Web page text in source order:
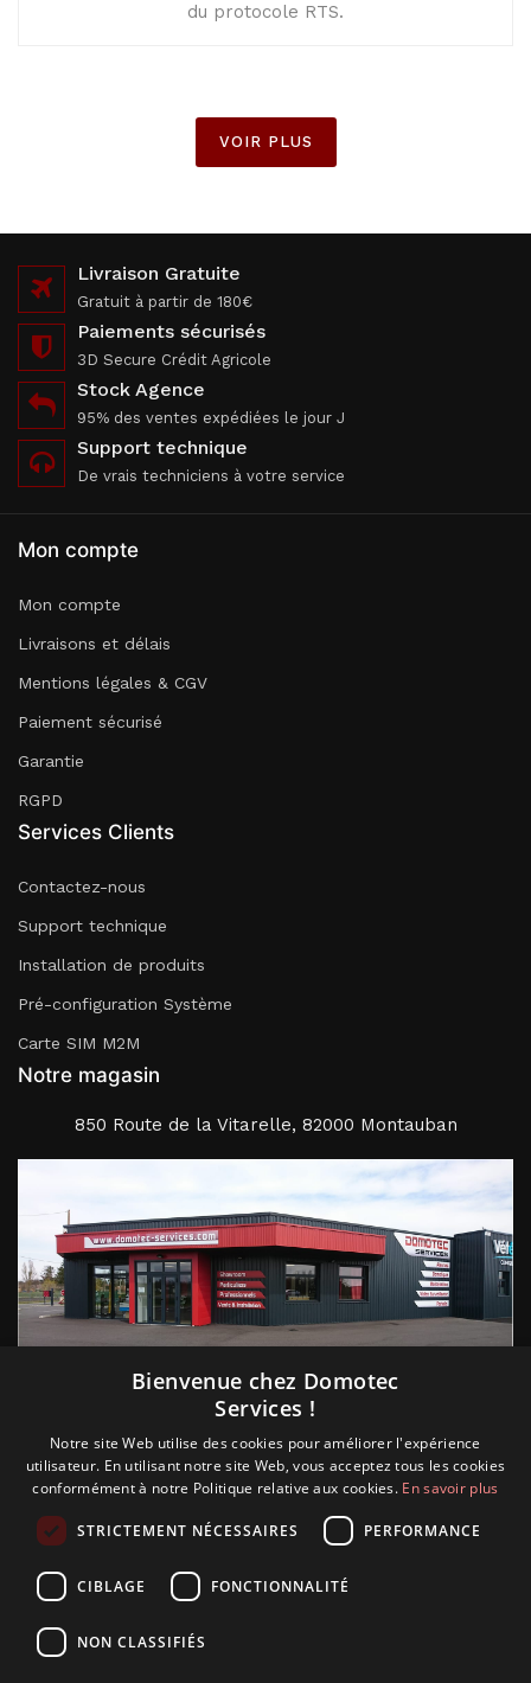
du protocole RTS.
VOIR PLUS
Livraison Gratuite
Gratuit à partir de 180€
Paiements sécurisés
3D Secure Crédit Agricole
Stock Agence
95% des ventes expédiées le jour J
Support technique
De vrais techniciens à votre service
Mon compte
Mon compte
Livraisons et délais
Mentions légales & CGV
Paiement sécurisé
Garantie
RGPD
Services Clients
Contactez-nous
Support technique
Installation de produits
Pré-configuration Système
Carte SIM M2M
Notre magasin
850 Route de la Vitarelle, 82000 Montauban
Suivez nous
Bienvenue chez Domotec
Services !
Notre site Web utilise des cookies pour améliorer l'expérience
utilisateur. En utilisant notre site Web, vous acceptez tous les cookies
conformément à notre Politique relative aux cookies. En savoir plus
STRICTEMENT NÉCESSAIRES PERFORMANCE
CIBLAGE FONCTIONNALITÉ
NON CLASSIFIÉS